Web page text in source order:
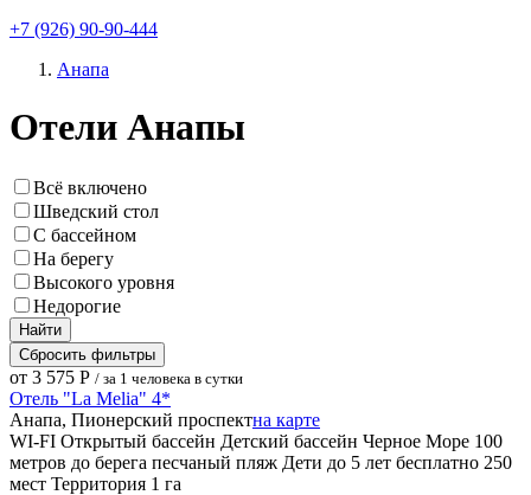
+7 (926) 90-90-444
Анапа
Отели Анапы
Всё включено
Шведский стол
С бассейном
На берегу
Высокого уровня
Недорогие
Найти
Сбросить фильтры
от 3 575 Р / за 1 человека в сутки
Отель "La Melia" 4*
Анапа, Пионерский проспектна карте
WI-FI Открытый бассейн Детский бассейн Черное Море 100
метров до берега песчаный пляж Дети до 5 лет бесплатно 250
мест Территория 1 га